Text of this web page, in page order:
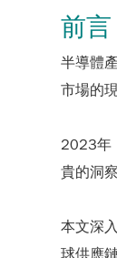
前言
半導體
市場的
2023年
貴的洞
本文深
球供應